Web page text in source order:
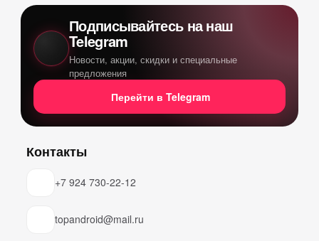
Подписывайтесь на наш
Telegram
Новости, акции, скидки и специальные
предложения
Перейти в Telegram
Контакты
+7 924 730-22-12
topandroid@mail.ru